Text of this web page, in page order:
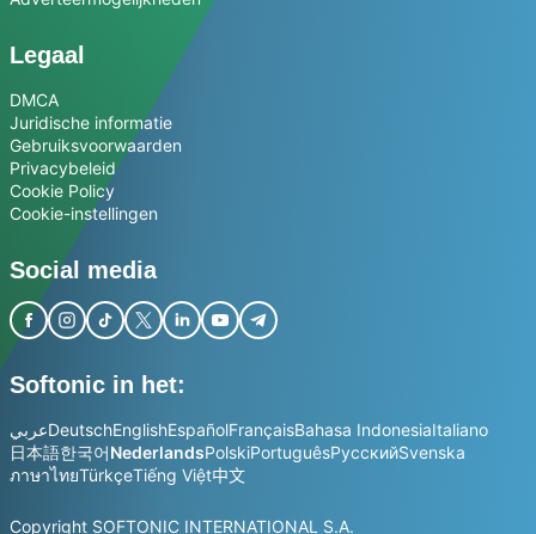
Legaal
DMCA
Juridische informatie
Gebruiksvoorwaarden
Privacybeleid
Cookie Policy
Cookie-instellingen
Social media
Softonic in het:
عربيDeutschEnglishEspañolFrançaisBahasa IndonesiaItaliano
日本語한국어NederlandsPolskiPortuguêsРусскийSvenska
ภาษาไทยTürkçeTiếng Việt中文
Copyright SOFTONIC INTERNATIONAL S.A.